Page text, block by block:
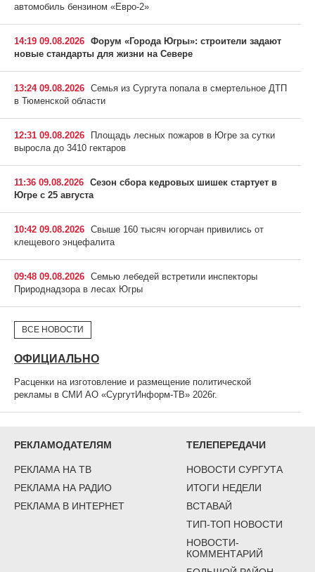
автомобиль бензином «Евро-2»
14:19 09.08.2026 Форум «Города Югры»: строители задают
новые стандарты для жизни на Севере
13:24 09.08.2026 Семья из Сургута попала в смертельное ДТП
в Тюменской области
12:31 09.08.2026
Площадь лесных пожаров в Югре за сутки
выросла до 3410 гектаров
11:36 09.08.2026 Сезон сбора кедровых шишек стартует в
Югре с 25 августа
10:42 09.08.2026 Свыше 160 тысяч югорчан привились от
клещевого энцефалита
09:48 09.08.2026 Семью лебедей встретили инспекторы
Природнадзора в лесах Югры
ВСЕ НОВОСТИ
ОФИЦИАЛЬНО
Расценки на изготовление и размещение политической
рекламы в СМИ АО «СургутИнформ-ТВ» 2026г.
РЕКЛАМОДАТЕЛЯМ
РЕКЛАМА НА ТВ
РЕКЛАМА НА РАДИО
РЕКЛАМА В ИНТЕРНЕТ
ТЕЛЕПЕРЕДАЧИ
НОВОСТИ СУРГУТА
ИТОГИ НЕДЕЛИ
ВСТАВАЙ
ТИП-ТОП НОВОСТИ
НОВОСТИ-
КОММЕНТАРИЙ